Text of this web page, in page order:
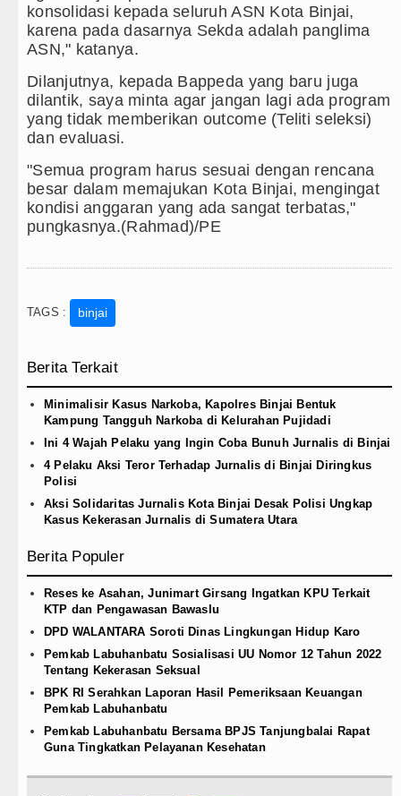
Tim Gabungan Ringkus 3
konsolidasi kepada seluruh ASN Kota Binjai,
karena pada dasarnya Sekda adalah panglima
ASN," katanya.
Dilanjutnya, kepada Bappeda yang baru juga
dilantik, saya minta agar jangan lagi ada program
yang tidak memberikan outcome (Teliti seleksi)
dan evaluasi.
"Semua program harus sesuai dengan rencana
besar dalam memajukan Kota Binjai, mengingat
kondisi anggaran yang ada sangat terbatas,"
pungkasnya.(Rahmad)/PE
TAGS : binjai
Berita Terkait
Minimalisir Kasus Narkoba, Kapolres Binjai Bentuk
Kampung Tangguh Narkoba di Kelurahan Pujidadi
Ini 4 Wajah Pelaku yang Ingin Coba Bunuh Jurnalis di Binjai
4 Pelaku Aksi Teror Terhadap Jurnalis di Binjai Diringkus
Polisi
Aksi Solidaritas Jurnalis Kota Binjai Desak Polisi Ungkap
Kasus Kekerasan Jurnalis di Sumatera Utara
Berita Populer
Reses ke Asahan, Junimart Girsang Ingatkan KPU Terkait
KTP dan Pengawasan Bawaslu
DPD WALANTARA Soroti Dinas Lingkungan Hidup Karo
Pemkab Labuhanbatu Sosialisasi UU Nomor 12 Tahun 2022
Tentang Kekerasan Seksual
BPK RI Serahkan Laporan Hasil Pemeriksaan Keuangan
Pemkab Labuhanbatu
Pemkab Labuhanbatu Bersama BPJS Tanjungbalai Rapat
Guna Tingkatkan Pelayanan Kesehatan